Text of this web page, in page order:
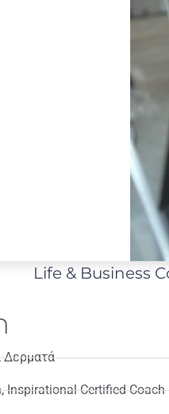
Life & Business
Inspirational Certified Coach